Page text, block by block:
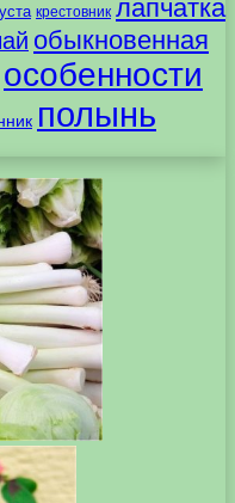
крестовник лапчатка
обыкновенная
особенности
полынь